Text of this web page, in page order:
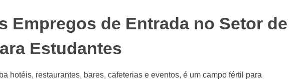
Empregos de Entrada no Setor de
Estudantes
hotéis, restaurantes, bares, cafeterias e eventos, é um campo fértil para